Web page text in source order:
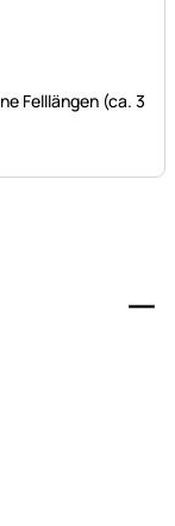
Felllängen (ca. 3